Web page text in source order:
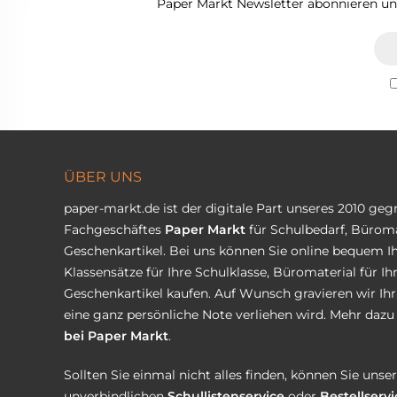
Paper Markt Newsletter abonnieren
ÜBER UNS
paper-markt.de ist der digitale Part unseres 2010
Fachgeschäftes Paper Markt für Schulbedarf,
Geschenkartikel. Bei uns können Sie online bequem
Klassensätze für Ihre Schulklasse, Büromaterial für
Geschenkartikel kaufen. Auf Wunsch gravieren wir
eine ganz persönliche Note verliehen wird. Mehr
bei Paper Markt.
Sollten Sie einmal nicht alles finden, können Sie